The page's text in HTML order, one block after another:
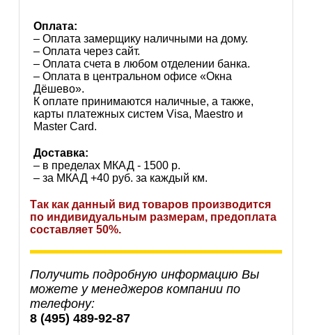
Оплата:
– Оплата замерщику наличными на дому.
– Оплата через сайт.
– Оплата счета в любом отделении банка.
– Оплата в центральном офисе «Окна
Дёшево».
К оплате принимаются наличные, а также,
карты платежных систем Visa, Maestro и
Master Card.
Доставка:
– в пределах МКАД - 1500 р.
– за МКАД +40 руб. за каждый км.
Так как данный вид товаров производится
по индивидуальным размерам, предоплата
составляет 50%.
Получить подробную информацию Вы
можете у менеджеров компании по
телефону:
8 (495) 489-92-87